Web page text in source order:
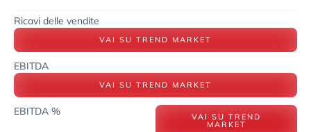
Ricavi delle vendite
VAI SU TREND MARKET
EBITDA
VAI SU TREND MARKET
EBITDA % VAI SU TREND
MARKET